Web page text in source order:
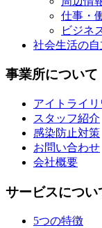
仕事・
ビジネ
社会生活の自
事業所について
アイトライ
スタッフ紹介
感染防止対策
お問い合わせ
会社概要
サービスについ
5つの特徴